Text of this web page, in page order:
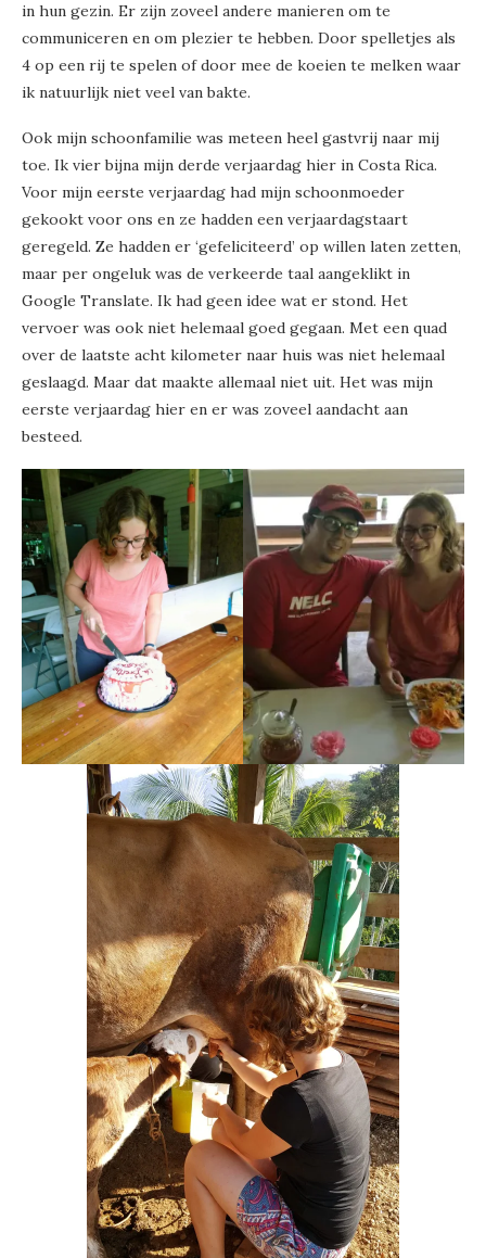
in hun gezin. Er zijn zoveel andere manieren om te
communiceren en om plezier te hebben. Door spelletjes als
4 op een rij te spelen of door mee de koeien te melken waar
ik natuurlijk niet veel van bakte.
Ook mijn schoonfamilie was meteen heel gastvrij naar mij
toe. Ik vier bijna mijn derde verjaardag hier in Costa Rica.
Voor mijn eerste verjaardag had mijn schoonmoeder
gekookt voor ons en ze hadden een verjaardagstaart
geregeld. Ze hadden er ‘gefeliciteerd’ op willen laten zetten,
maar per ongeluk was de verkeerde taal aangeklikt in
Google Translate. Ik had geen idee wat er stond. Het
vervoer was ook niet helemaal goed gegaan. Met een quad
over de laatste acht kilometer naar huis was niet helemaal
geslaagd. Maar dat maakte allemaal niet uit. Het was mijn
eerste verjaardag hier en er was zoveel aandacht aan
besteed.